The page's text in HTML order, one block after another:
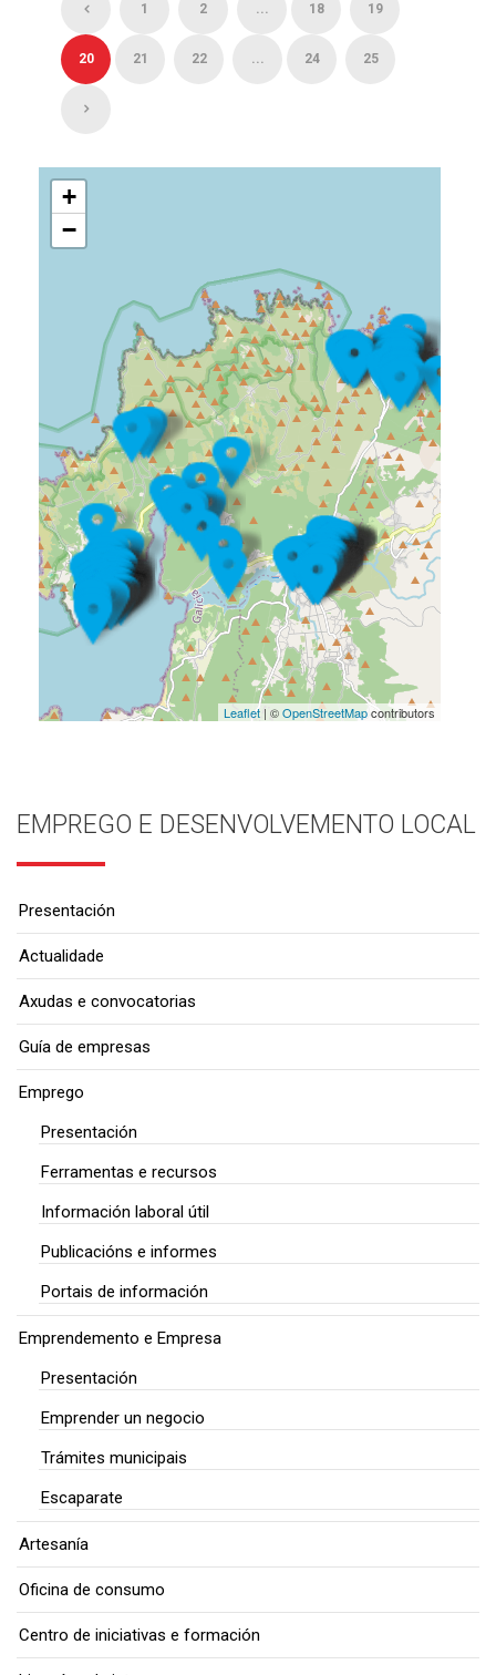
1 2 ... 18 19
20 21 22 ... 24 25
+
−
Leaflet| ©OpenStreetMapcontributors
EMPREGO E DESENVOLVEMENTO LOCAL
Presentación
Actualidade
Axudas e convocatorias
Guía de empresas
Emprego
Presentación
Ferramentas e recursos
Información laboral útil
Publicacións e informes
Portais de información
Emprendemento e Empresa
Presentación
Emprender un negocio
Trámites municipais
Escaparate
Artesanía
Oficina de consumo
Centro de iniciativas e formación